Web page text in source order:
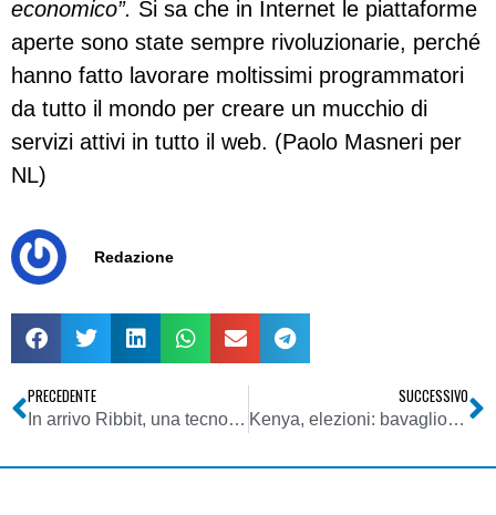
economico”. Si sa che in Internet le piattaforme
aperte sono state sempre rivoluzionarie, perché
hanno fatto lavorare moltissimi programmatori
da tutto il mondo per creare un mucchio di
servizi attivi in tutto il web. (Paolo Masneri per
NL)
Redazione
PRECEDENTE
In arrivo Ribbit, una tecnologia che rivoluzionerà il web
SUCCESSIVO
Kenya, elezioni: bavaglio sulle dirette radio-tv